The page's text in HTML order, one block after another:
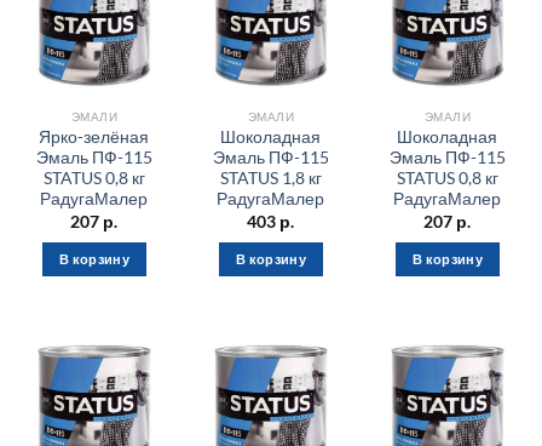
ЭМАЛИ
Ярко-зелёная
Эмаль ПФ-115
STATUS 0,8 кг
РадугаМалер
207 р.
В корзину
ЭМАЛИ
Шоколадная
Эмаль ПФ-115
STATUS 1,8 кг
РадугаМалер
403 р.
В корзину
ЭМАЛИ
Шоколадная
Эмаль ПФ-115
STATUS 0,8 кг
РадугаМалер
207 р.
В корзину